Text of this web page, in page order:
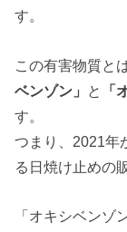
す。
この有害物質と
ベンゾン」 と 「
す。
つまり、2021年
る日焼け止めの
「オキシベンゾ